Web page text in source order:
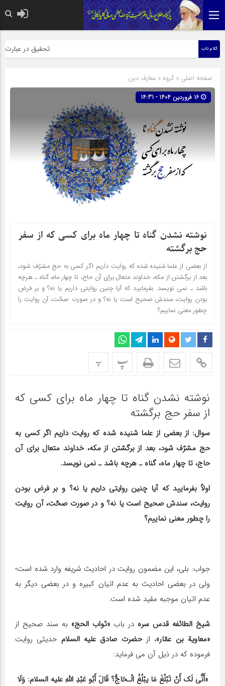
کلام ناب تحقیق در عبارت
صفحه اصلی » گروه » معارف دین
نوشته نشدن گناه تا چهار ماه برای کسی که از سفر
حج برگشته
از بعضى از علما شنیده شده که روایت داریم اگر کسى به حج مشرّف شود،
بعد از برگشتن از مکه، خداوند متعال براى آن حاج، تا چهار ماه، گناه ـ هرچه
باشد ـ نمى نویسد. بفرمایید که آیا چنین روایتى داریم یا نه؟ و بر فرض
بودن روایت، سندش صحیح است یا نه؟ و در صورت صحّت، آن روایت را
چطور معنى نماییم؟
پ پ
نوشته نشدن گناه تا چهار ماه برای کسی که
از سفر حج برگشته
سوال: از بعضى از علما شنیده شده که روایت داریم اگر کسى به
حج مشرّف شود، بعد از برگشتن از مکه، خداوند متعال براى آن
حاج، تا چهار ماه، گناه ـ هرچه باشد ـ نمى نویسد.
اولاً بفرمایید که آیا چنین روایتى داریم یا نه؟ و بر فرض بودن
روایت، سندش صحیح است یا نه؟ و در صورت صحّت، آن روایت
را چطور معنى نماییم؟
جواب: بلى، این مضمون روایت در احادیث شریفه وارد شده است؛
ولى در بعضى احادیث به عدم اتیان کبیره و در بعضى دیگر به
عدم اتیان موجبه مقید شده است.
شیخ الطائفه قدس سره در باب «ثواب الحج» به سند صحیح از
«معاویة بن عمّار»، ازحضرت صادق علیه السلام حدیثى روایت
فرموده که در ذیل آن مى فرماید:
«أَنَّى لَک أَنْ تَبْلُغَ مَا یبْلُغُ الْـحَاجُّ؟ قَالَ أَبُو عَبْدِ اللهِ علیه السلام: وَلَا